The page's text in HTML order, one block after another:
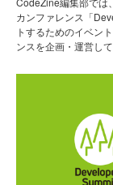
カンファレンス「
トするためのイベン
ンスを企画・運営して